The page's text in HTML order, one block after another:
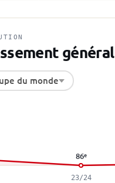
général
du monde
86e
23/24